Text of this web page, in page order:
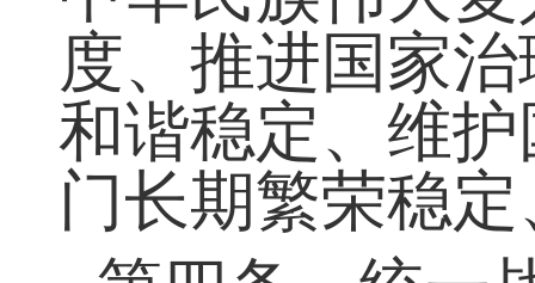
中华民族伟大
度、推进国家
和谐稳定、维
门长期繁荣稳